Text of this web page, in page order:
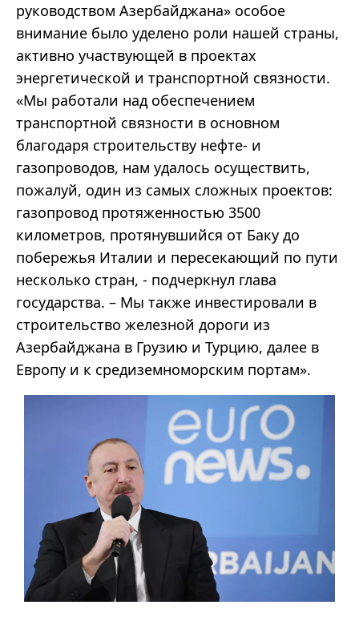
руководством Азербайджана» особое
внимание было уделено роли нашей страны,
активно участвующей в проектах
энергетической и транспортной связности.
«Мы работали над обеспечением
транспортной связности в основном
благодаря строительству нефте- и
газопроводов, нам удалось осуществить,
пожалуй, один из самых сложных проектов:
газопровод протяженностью 3500
километров, протянувшийся от Баку до
побережья Италии и пересекающий по пути
несколько стран, - подчеркнул глава
государства. – Мы также инвестировали в
строительство железной дороги из
Азербайджана в Грузию и Турцию, далее в
Европу и к средиземноморским портам».